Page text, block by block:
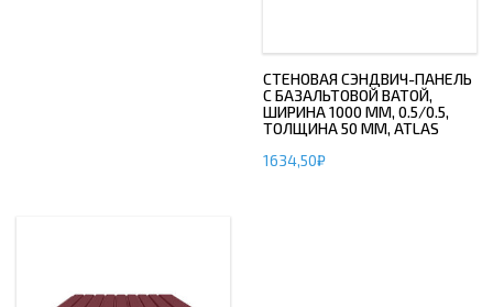
СТЕНОВАЯ СЭНДВИЧ-ПАНЕЛЬ
С БАЗАЛЬТОВОЙ ВАТОЙ,
ШИРИНА 1000 ММ, 0.5/0.5,
ТОЛЩИНА 50 ММ, ATLAS
1634,50₽